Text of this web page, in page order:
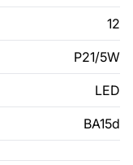
12
P21/5W
LED
BA15d